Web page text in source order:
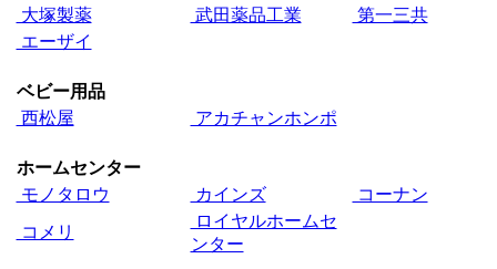
大塚製薬
武田薬品工業
第一三共
エーザイ
ベビー用品
西松屋
アカチャンホンポ
ホームセンター
モノタロウ
カインズ
コーナン
コメリ
ロイヤルホームセ
ンター